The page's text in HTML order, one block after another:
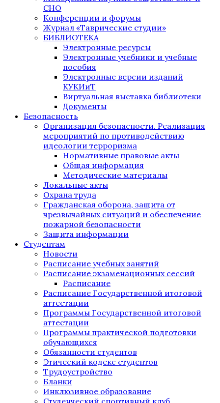
СНО
Конференции и форумы
Журнал «Таврические студии»
БИБЛИОТЕКА
Электронные ресурсы
Электронные учебники и учебные
пособия
Электронные версии изданий
КУКИиТ
Виртуальная выставка библиотеки
Документы
Безопасность
Организация безопасности. Реализация
мероприятий по противодействию
идеологии терроризма
Нормативные правовые акты
Общая информация
Методические материалы
Локальные акты
Охрана труда
Гражданская оборона, защита от
чрезвычайных ситуаций и обеспечение
пожарной безопасности
Защита информации
Студентам
Новости
Расписание учебных занятий
Расписание экзаменационных сессий
Расписание
Расписание Государственной итоговой
аттестации
Программы Государственной итоговой
аттестации
Программы практической подготовки
обучающихся
Обязанности студентов
Этический кодекс студентов
Трудоустройство
Бланки
Инклюзивное образование
Студенческий спортивный клуб